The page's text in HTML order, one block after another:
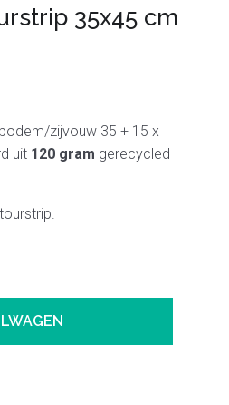
35x45 cm
zijvouw 35 + 15 x
uit 120 gram gerecycled